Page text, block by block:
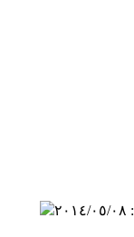
: ٢٠١٤/٠٥/٠٨